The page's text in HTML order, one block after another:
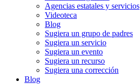
Agencias estatales y servicios
Videoteca
Blog
Sugiera un grupo de padres
Sugiera un servicio
Sugiera un evento
Sugiera un recurso
Sugiera una corrección
Blog